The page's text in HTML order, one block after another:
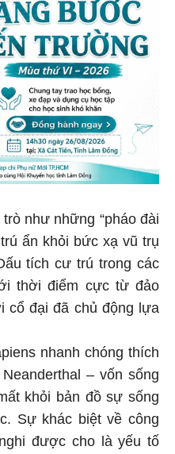
như những “pháo đài
ẩn khỏi bức xạ vũ trụ
tích cư trú trong các
thời điểm cực từ đảo
cổ đại đã chủ động lựa
nhanh chóng thích
– vốn sống
khỏi bản đồ sự sống
Sự khác biệt về công
được cho là yếu tố